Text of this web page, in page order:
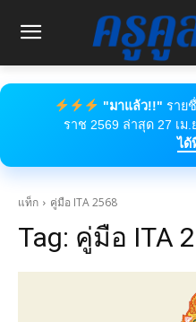
"มาแล้ว!!" ราย
ราช 2569 ล่าสุด 27 เม.
ได้
แท็ก คู่มือ ITA 2568
Tag: คู่มือ ITA